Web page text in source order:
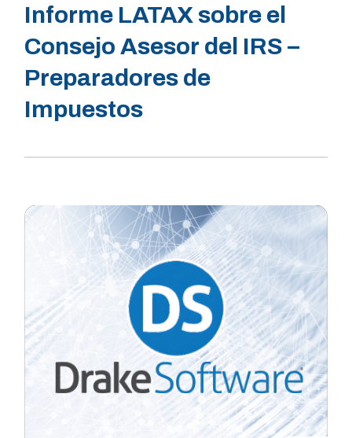
Informe LATAX sobre el
Consejo Asesor del IRS –
Preparadores de
Impuestos